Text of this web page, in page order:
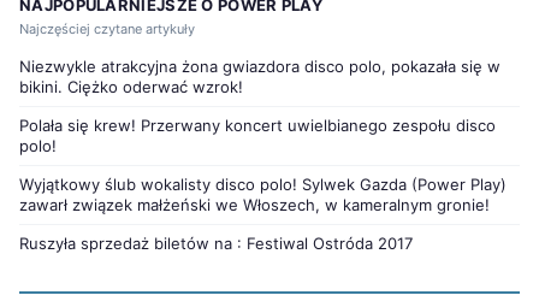
NAJPOPULARNIEJSZE O POWER PLAY
Najczęściej czytane artykuły
Niezwykle atrakcyjna żona gwiazdora disco polo, pokazała się w
bikini. Ciężko oderwać wzrok!
Polała się krew! Przerwany koncert uwielbianego zespołu disco
polo!
Wyjątkowy ślub wokalisty disco polo! Sylwek Gazda (Power Play)
zawarł związek małżeński we Włoszech, w kameralnym gronie!
Ruszyła sprzedaż biletów na : Festiwal Ostróda 2017